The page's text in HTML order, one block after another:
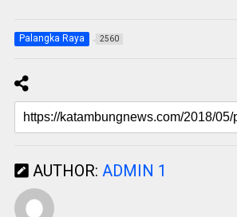
Palangka Raya 2560
AUTHOR: ADMIN 1